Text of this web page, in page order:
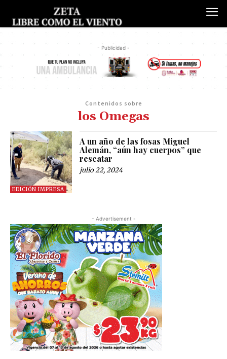
- Publicidad -
Contenidos sobre
los Omegas
EDICIÓN IMPRESA
A un año de las fosas Miguel
Alemán, “aún hay cuerpos” que
rescatar
julio 22, 2024
- Advertisement -